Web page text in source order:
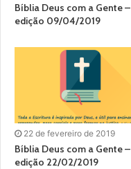
Bíblia Deus com a Gente –
edição 09/04/2019
22 de fevereiro de 2019
Bíblia Deus com a Gente –
edição 22/02/2019